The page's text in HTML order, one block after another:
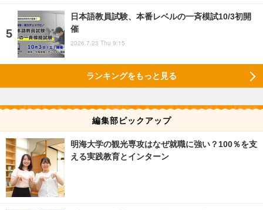
日本語教員試験、本番レベルの一斉模試10/3初開
催
2026.7.23 Thu 9:15
ランキングをもっと見る
編集部ピックアップ
明海大学の観光専攻はなぜ就職に強い？100％を支
える実践教育とインターン